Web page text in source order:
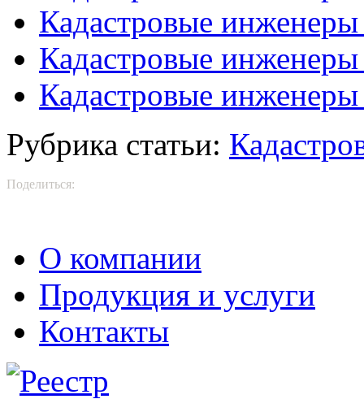
Кадастровые
Кадастровые
Кадастровые инженеры
Рубрика статьи:
Поделиться:
О компании
Продукция и услуги
Контакты